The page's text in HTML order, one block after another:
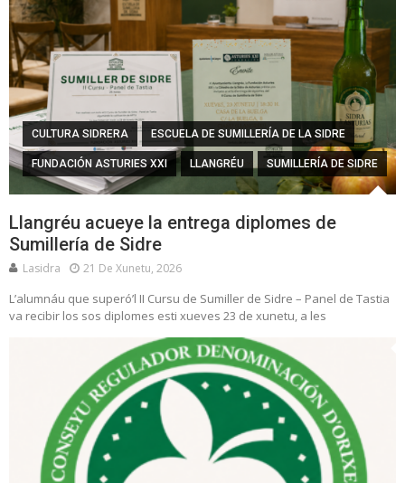
CULTURA SIDRERA ESCUELA DE SUMILLERÍA DE LA SIDRE
FUNDACIÓN ASTURIES XXI LLANGRÉU SUMILLERÍA DE SIDRE
Llangréu acueye la entrega diplomes de
Sumillería de Sidre
Lasidra 21 De Xunetu, 2026
L’alumnáu que superó’l II Cursu de Sumiller de Sidre – Panel de Tastia
va recibir los sos diplomes esti xueves 23 de xunetu, a les